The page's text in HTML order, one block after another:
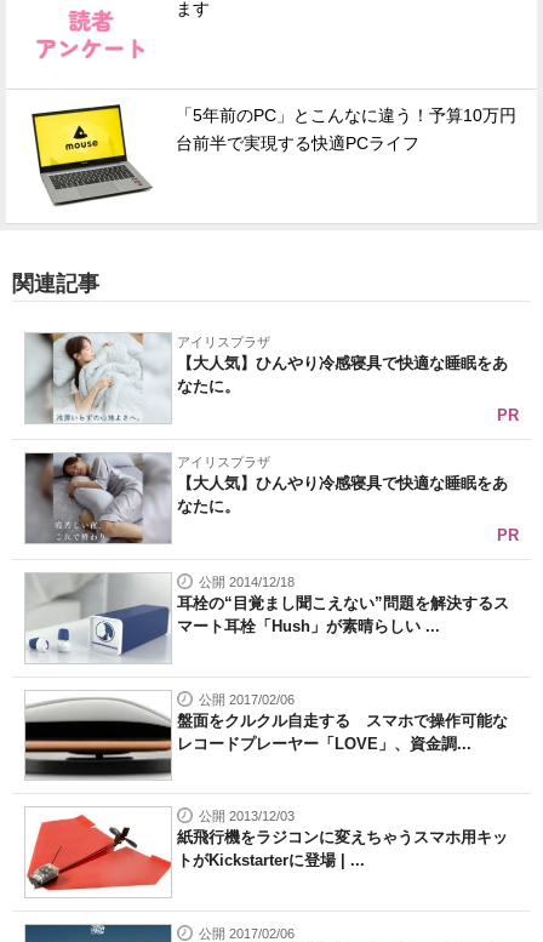
ます
「5年前のPC」とこんなに違う！予算10万円
台前半で実現する快適PCライフ
関連記事
アイリスプラザ
【大人気】ひんやり冷感寝具で快適な睡眠をあ
なたに。
PR
アイリスプラザ
【大人気】ひんやり冷感寝具で快適な睡眠をあ
なたに。
PR
公開 2014/12/18
耳栓の“目覚まし聞こえない”問題を解決するス
マート耳栓「Hush」が素晴らしい ...
公開 2017/02/06
盤面をクルクル自走する スマホで操作可能な
レコードプレーヤー「LOVE」、資金調...
公開 2013/12/03
紙飛行機をラジコンに変えちゃうスマホ用キッ
トがKickstarterに登場 | ...
公開 2017/02/06